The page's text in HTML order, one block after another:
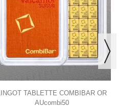
LINGOT TABLETTE COMBIBAR OR
50X1G VALCAMBI
AUcombi50